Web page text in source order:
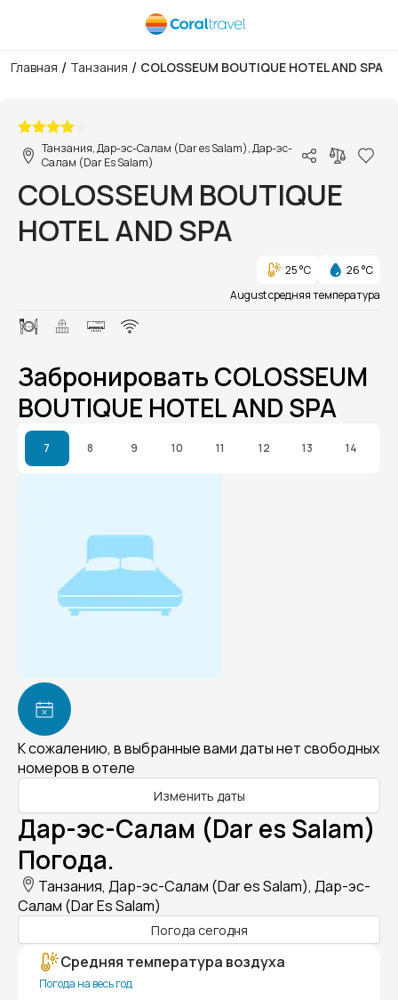
Главная / Танзания / COLOSSEUM BOUTIQUE HOTEL AND SPA
Танзания, Дар-эс-Салам (Dar es Salam), Дар-эс-
Салам (Dar Es Salam)
COLOSSEUM BOUTIQUE
HOTEL AND SPA
25 °C
26 °C
August средняя температура
Забронировать COLOSSEUM
BOUTIQUE HOTEL AND SPA
7 8 9 10 11 12 13 14
К сожалению, в выбранные вами даты нет свободных
номеров в отеле
Изменить даты
Дар-эс-Салам (Dar es Salam)
Погода.
Танзания, Дар-эс-Салам (Dar es Salam), Дар-эс-
Салам (Dar Es Salam)
Погода сегодня
Средняя температура воздуха
Погода на весь год